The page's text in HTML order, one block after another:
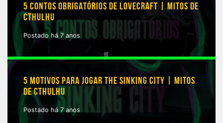
5 CONTOS OBRIGATÓRIOS DE LOVECRAFT | MITOS DE
CTHULHU
Postado há 7 anos
5 MOTIVOS PARA JOGAR THE SINKING CITY | MITOS
DE CTHULHU
Postado há 7 anos